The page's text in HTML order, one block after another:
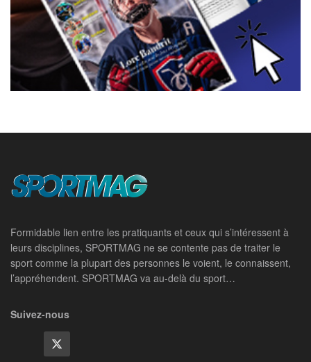
Formidable lien entre les pratiquants et ceux qui s’intéressent à
leurs disciplines, SPORTMAG ne se contente pas de traiter le
sport comme la plupart des personnes le voient, le connaissent,
l’appréhendent. SPORTMAG va au-delà du sport…
Suivez-nous